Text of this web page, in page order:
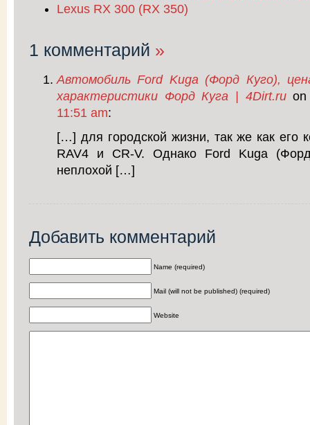
Lexus RX 300 (RX 350)
1 комментарий »
Автомобиль Ford Kuga (Форд Куго),
характеристики Форд Куга | 4Dirt.ru
11:51 am:
[…] для городской жизни, так же как его
RAV4 и CR-V. Однако Ford Kuga
неплохой […]
Добавить комментарий
Name (required)
Mail (will not be published) (required)
Website